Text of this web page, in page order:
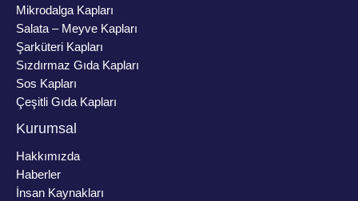
Mikrodalga Kapları
Salata – Meyve Kapları
Şarküteri Kapları
Sızdırmaz Gıda Kapları
Sos Kapları
Çeşitli Gıda Kapları
Kurumsal
Hakkımızda
Haberler
İnsan Kaynakları